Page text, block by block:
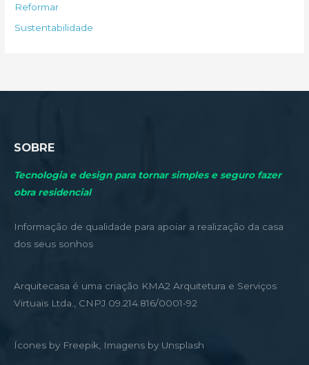
o
r
Reformar
Sustentabilidade
SOBRE
Tecnologia e design para tornar simples e seguro fazer
obra residencial
Informação de qualidade para apoiar a realização da casa
dos seus sonhos
Arquitecasa é uma criação KMA2 Arquitetura e Serviços
Virtuais Ltda., CNPJ 09.214.816/0001-92
Ícones by Freepik, Imagens by Unsplash